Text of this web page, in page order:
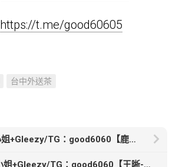
https://t.me/good60605
台中外送茶
台中西屯區叫小姐+Gleezy/TG：good6060【鹿鹿】166cm.D.24歲風騷小辣妹
台北新店叫小姐+Gleezy/TG：good6060【王晰-6000】164cm D奶 27歲大奶正妹慾女